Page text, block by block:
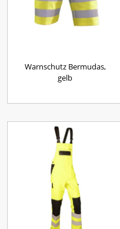
Warnschutz Bermudas,
gelb